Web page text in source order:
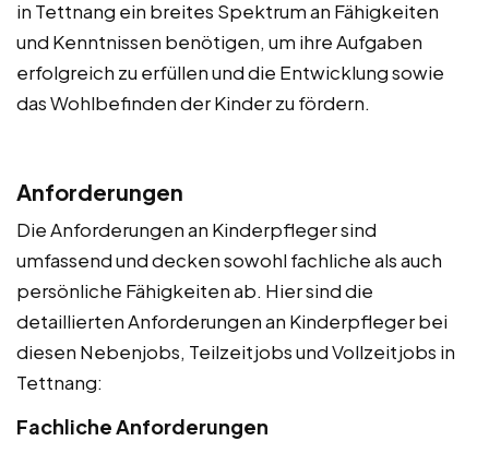
in Tettnang ein breites Spektrum an Fähigkeiten
und Kenntnissen benötigen, um ihre Aufgaben
erfolgreich zu erfüllen und die Entwicklung sowie
das Wohlbefinden der Kinder zu fördern.
Anforderungen
Die Anforderungen an Kinderpfleger sind
umfassend und decken sowohl fachliche als auch
persönliche Fähigkeiten ab. Hier sind die
detaillierten Anforderungen an Kinderpfleger bei
diesen Nebenjobs, Teilzeitjobs und Vollzeitjobs in
Tettnang:
Fachliche Anforderungen